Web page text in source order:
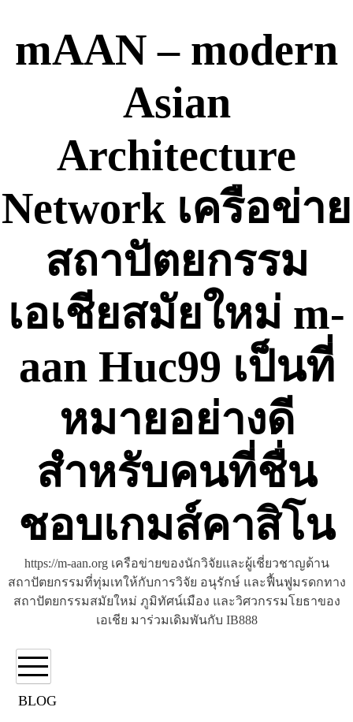
contentmAAN – modern
Asian
Architecture
Network เครือข่าย
สถาปัตยกรรม
เอเชียสมัยใหม่ m-
aan Huc99 เป็นที่
หมายอย่างดี
สำหรับคนที่ชื่น
ชอบเกมส์คาสิโน
https://m-aan.org เครือข่ายของนักวิจัยและผู้เชี่ยวชาญด้าน
สถาปัตยกรรมที่ทุ่มเทให้กับการวิจัย อนุรักษ์ และฟื้นฟูมรดกทาง
สถาปัตยกรรมสมัยใหม่ ภูมิทัศน์เมือง และวิศวกรรมโยธาของ
เอเชีย มาร่วมเดิมพันกับ IB888
BLOG